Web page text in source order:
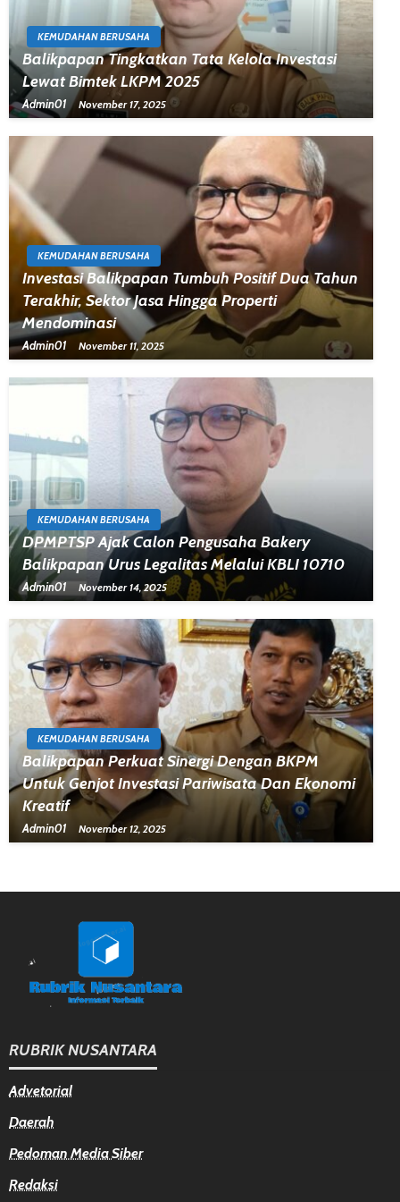
KEMUDAHAN BERUSAHA
Balikpapan Tingkatkan Tata Kelola Investasi
Lewat Bimtek LKPM 2025
Admin01 November 17, 2025
KEMUDAHAN BERUSAHA
Investasi Balikpapan Tumbuh Positif Dua Tahun
Terakhir, Sektor Jasa Hingga Properti
Mendominasi
Admin01 November 11, 2025
KEMUDAHAN BERUSAHA
DPMPTSP Ajak Calon Pengusaha Bakery
Balikpapan Urus Legalitas Melalui KBLI 10710
Admin01 November 14, 2025
KEMUDAHAN BERUSAHA
Balikpapan Perkuat Sinergi Dengan BKPM
Untuk Genjot Investasi Pariwisata Dan Ekonomi
Kreatif
Admin01 November 12, 2025
RUBRIK NUSANTARA
Advetorial
Daerah
Pedoman Media Siber
Redaksi